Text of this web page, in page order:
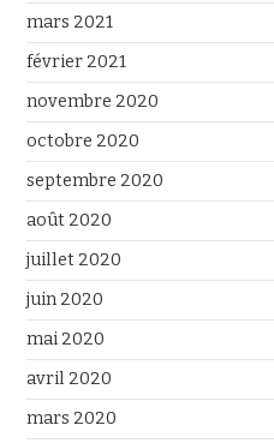
mars 2021
février 2021
novembre 2020
octobre 2020
septembre 2020
août 2020
juillet 2020
juin 2020
mai 2020
avril 2020
mars 2020